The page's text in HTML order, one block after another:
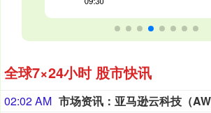
全球7×24小时 股市快讯
02:02 AM